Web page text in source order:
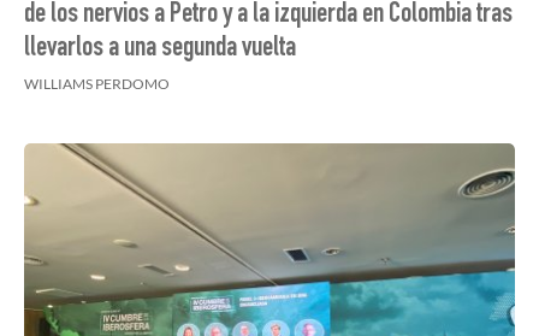
de los nervios a Petro y a la izquierda en Colombia tras
llevarlos a una segunda vuelta
WILLIAMS PERDOMO